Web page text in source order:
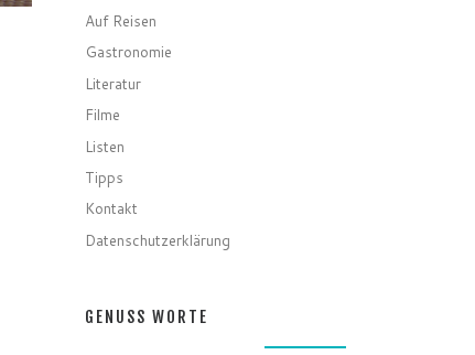
Auf Reisen
Gastronomie
Literatur
Filme
Listen
Tipps
Kontakt
Datenschutzerklärung
GENUSS WORTE